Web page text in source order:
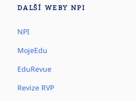
DALŠÍ WEBY NPI
NPI
MojeEdu
EduRevue
Revize RVP